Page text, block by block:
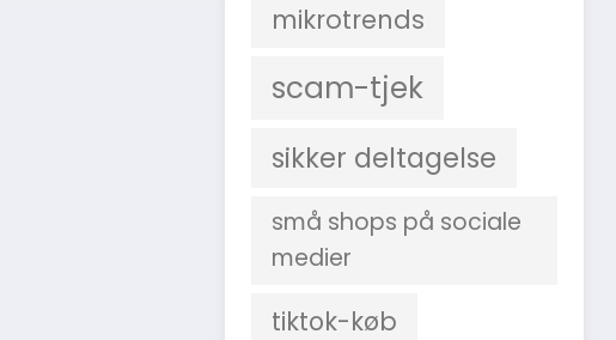
mikrotrends
scam-tjek
sikker deltagelse
små shops på sociale
medier
tiktok-køb